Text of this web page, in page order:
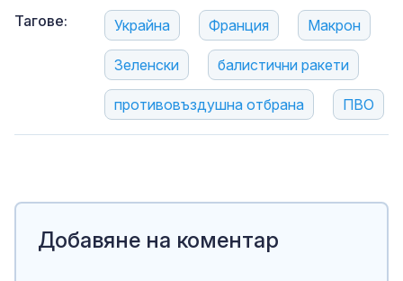
Тагове: Украйна Франция Макрон
Зеленски балистични ракети
противовъздушна отбрана ПВО
Добавяне на коментар